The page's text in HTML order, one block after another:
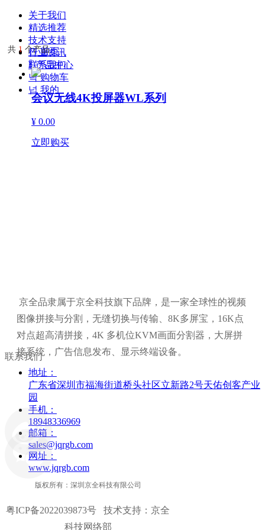
关于我们
精选推荐
技术支持
行业资讯
联系我们
낀 首页
ꁦ 产品中心
낙 购物车
넙 我的
共 1 个产品
会议无线4K投屏器WL系列
¥ 0.00
立即购买
京全品隶属于京全科技旗下品牌，是一家全球性的视频
图像拼接与分割，无缝切换与传输、8K多屏宝，16K点
对点超高清拼接，4K 多机位KVM画面分割器，大屏拼
接系统，广告信息发布、显示终端设备。
联系我们
地址：
广东省深圳市福海街道桥头社区立新路2号天佑创客产业
园
手机：
18948336969
邮箱：
sales@jqrgb.com
网址：
www.jqrgb.com
版权所有：深圳京全科技有限公司
粤ICP备2022039873号
技术支持：京全
科技网络部